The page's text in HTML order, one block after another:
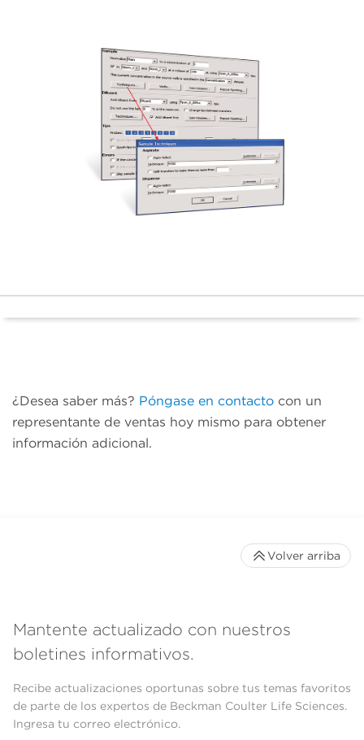
¿Desea saber más? Póngase en contacto con un
representante de ventas hoy mismo para obtener
información adicional.
Mantente actualizado con nuestros
boletines informativos.
Recibe actualizaciones oportunas sobre tus temas favoritos
de parte de los expertos de Beckman Coulter Life Sciences.
Ingresa tu correo electrónico.
Volver arriba